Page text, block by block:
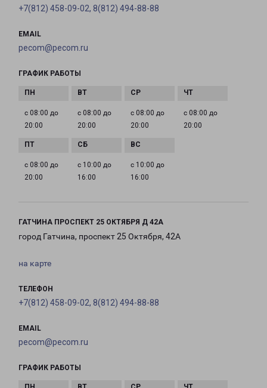
+7(812) 458-09-02, 8(812) 494-88-88
EMAIL
pecom@pecom.ru
ГРАФИК РАБОТЫ
с 08:00 до
20:00
с 08:00 до
20:00
с 08:00 до
20:00
с 08:00 до
20:00
с 08:00 до
20:00
с 10:00 до
16:00
с 10:00 до
16:00
ГАТЧИНА ПРОСПЕКТ 25 ОКТЯБРЯ Д 42А
город Гатчина, проспект 25 Октября, 42А
на карте
ТЕЛЕФОН
+7(812) 458-09-02, 8(812) 494-88-88
EMAIL
pecom@pecom.ru
ГРАФИК РАБОТЫ